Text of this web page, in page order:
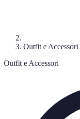
Outfit e Accessori
Outfit e Accessori